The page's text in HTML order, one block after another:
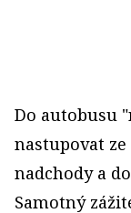
Do autobusu
nastupovat
nadchody a
Samotný